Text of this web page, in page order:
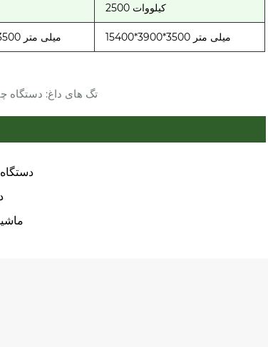
2500 کیلووات
15400*3700*3500 میلی متر 15400*3900*3500 میلی متر
تگ های داغ: دستگاه